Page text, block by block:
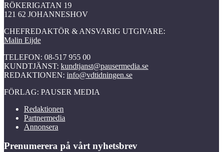
RÖKERIGATAN 19
121 62 JOHANNESHOV
CHEFREDAKTÖR & ANSVARIG UTGIVARE:
Malin Eijde
TELEFON: 08-517 955 00
KUNDTJÄNST: kundtjanst@pausermedia.se
REDAKTIONEN: info@vdtidningen.se
FÖRLAG: PAUSER MEDIA
Redaktionen
Partnermedia
Annonsera
Prenumerera på vårt nyhetsbrev